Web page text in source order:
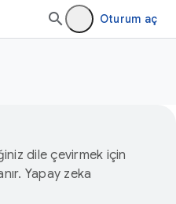
Oturum aç
dile çevirmek için
Yapay zeka